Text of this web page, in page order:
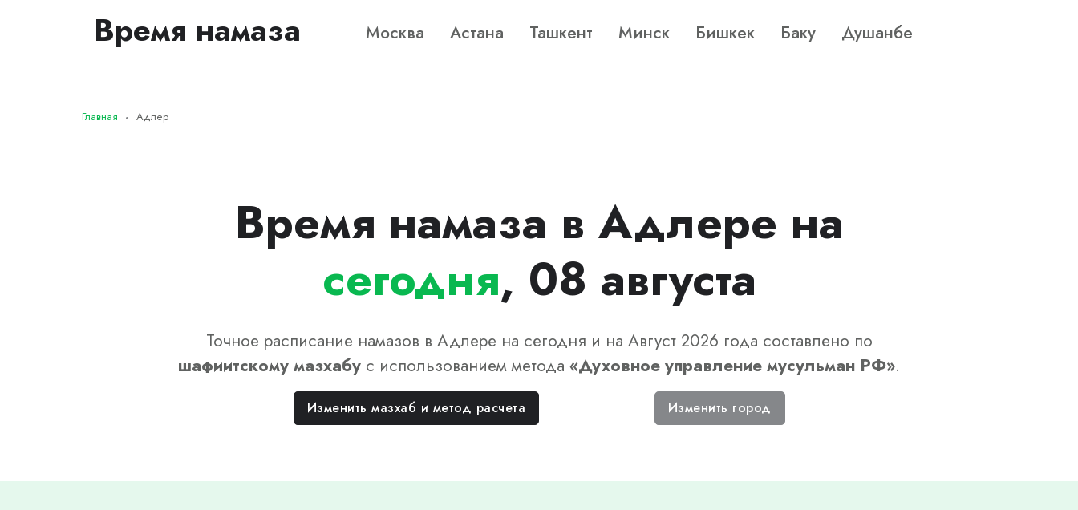
Время намаза Москва Астана Ташкент Минск Бишкек Баку Душанбе
Главная Адлер
Время намаза в Адлере на
сегодня, 08 августа
Точное расписание намазов в Адлере на сегодня и на Август 2026 года составлено по
шафиитскому мазхабу с использованием метода «Духовное управление мусульман РФ».
Изменить мазхаб и метод расчета Изменить город